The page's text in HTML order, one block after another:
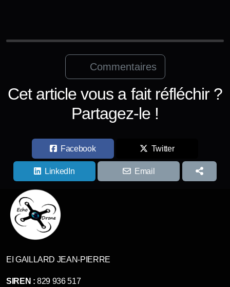
Commentaires
Cet article vous a fait réfléchir ?
Partagez-le !
Facebook Twitter
LinkedIn Email
EI GAILLARD JEAN-PIERRE
SIREN : 829 936 517